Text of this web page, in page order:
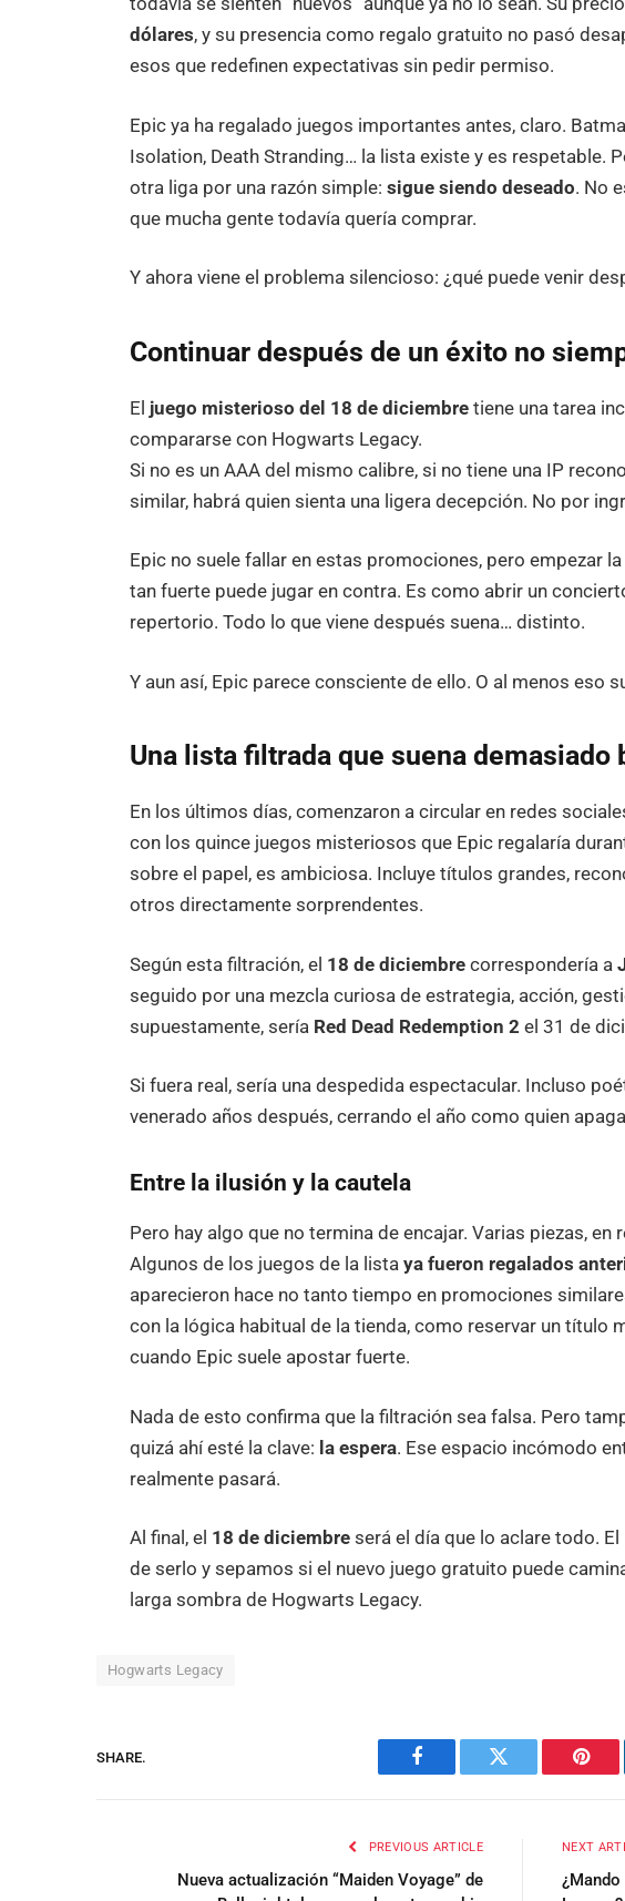
todavía se sienten “nuevos” aunque ya no lo sean. Su
dólares, y su presencia como regalo gratuito no pasó
esos que redefinen expectativas sin pedir permiso.
Epic ya ha regalado juegos importantes antes, claro.
Isolation, Death Stranding… la lista existe y es respetable.
otra liga por una razón simple:sigue siendo deseado. No
que mucha gente todavía quería comprar.
Y ahora viene el problema silencioso: ¿qué puede venir
Continuar después de un éxito no
El juego misterioso del 18 de diciembre tiene una tarea
compararse con Hogwarts Legacy.
Si no es un AAA del mismo calibre, si no tiene una IP
similar, habrá quien sienta una ligera decepción. No por
Epic no suele fallar en estas promociones, pero empezar
tan fuerte puede jugar en contra. Es como abrir un
repertorio. Todo lo que viene después suena… distinto.
Y aun así, Epic parece consciente de ello. O al menos eso
Una lista filtrada que suena demasiado
En los últimos días, comenzaron a circular en redes
con los quince juegos misteriosos que Epic regalaría
sobre el papel, es ambiciosa. Incluye títulos grandes,
otros directamente sorprendentes.
Según esta filtración, el 18 de diciembre correspondería a
seguido por una mezcla curiosa de estrategia, acción,
supuestamente, sería Red Dead Redemption 2 el 31 de
Si fuera real, sería una despedida espectacular. Incluso
venerado años después, cerrando el año como quien
Entre la ilusión y la cautela
Pero hay algo que no termina de encajar. Varias piezas, en
Algunos de los juegos de la listaya fueron regalados
aparecieron hace no tanto tiempo en promociones
con la lógica habitual de la tienda, como reservar un título
cuando Epic suele apostar fuerte.
Nada de esto confirma que la filtración sea falsa. Pero
quizá ahí esté la clave: la espera. Ese espacio incómodo
realmente pasará.
Al final, el 18 de diciembre será el día que lo aclare todo.
de serlo y sepamos si el nuevo juego gratuito puede
larga sombra de Hogwarts Legacy.
Hogwarts Legacy
SHARE.
Facebook Twitter
PREVIOUS ARTICLE
Nueva actualización “Maiden Voyage” de
NEXT